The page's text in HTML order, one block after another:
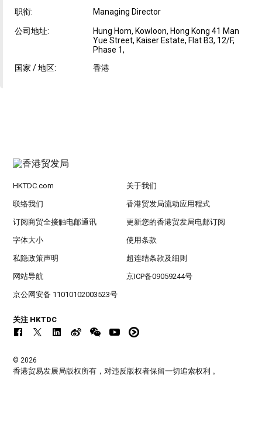
职衔: Managing Director
公司地址:
Hung Hom, Kowloon, Hong Kong 41 Man
Yue Street, Kaiser Estate, Flat B3, 12/F,
Phase 1,
国家 / 地区:
香港
HKTDC.com 关于我们
联络我们 香港贸发局流动应用程式
订阅商贸全接触电邮通讯 更新您的香港贸发局电邮订阅
字体大小 使用条款
私隐政策声明 超连结条款及细则
网站导航 京ICP备09059244号
京公网安备 11010102003523号
关注 HKTDC
© 2026
香港贸易发展局版权所有，对违反版权者保留一切追索权利 。